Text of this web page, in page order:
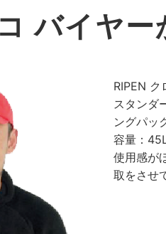
バイヤー
RIPEN
スタンダ
ングパッ
容量：
使用感が
取をさせ